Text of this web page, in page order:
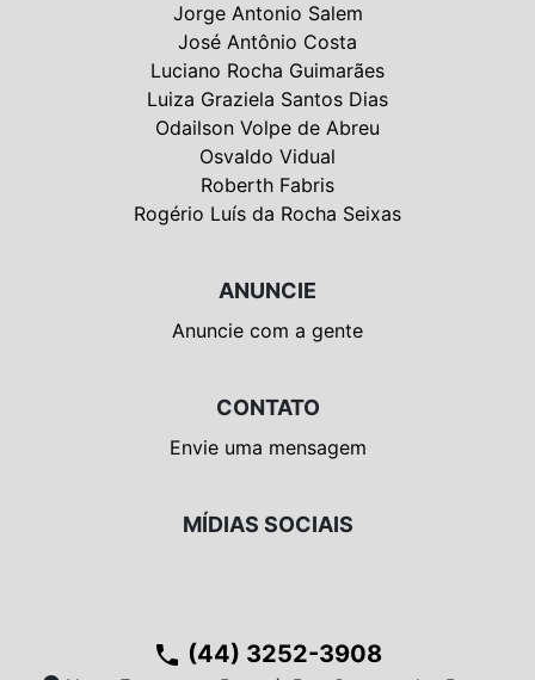
Jorge Antonio Salem
José Antônio Costa
Luciano Rocha Guimarães
Luiza Graziela Santos Dias
Odailson Volpe de Abreu
Osvaldo Vidual
Roberth Fabris
Rogério Luís da Rocha Seixas
ANUNCIE
Anuncie com a gente
CONTATO
Envie uma mensagem
MÍDIAS SOCIAIS
phone (44) 3252-3908